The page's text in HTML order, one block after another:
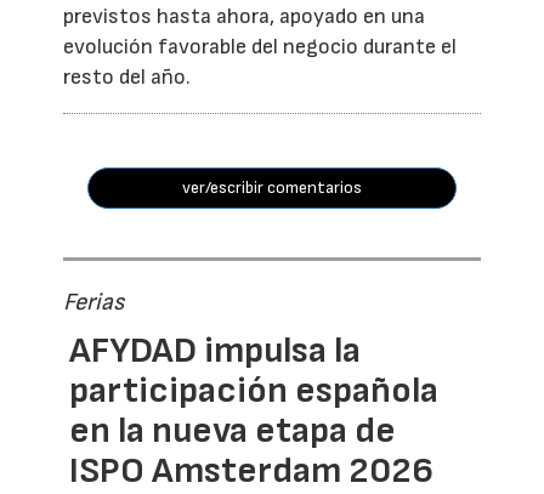
previstos hasta ahora, apoyado en una
evolución favorable del negocio durante el
resto del año.
ver/escribir comentarios
Ferias
AFYDAD impulsa la
participación española
en la nueva etapa de
ISPO Amsterdam 2026